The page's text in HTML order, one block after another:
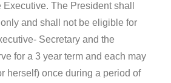
The President shall
and shall not be eligible for
Secretary and the
for a 3 year term and each may
herself) once during a period of